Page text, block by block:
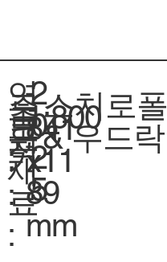
연
도
:
2
0
2
5
주
요
재
료
:
축
척
.
스치로폴
& 우드락
1:800
크
기
.
841
x11
89
mm